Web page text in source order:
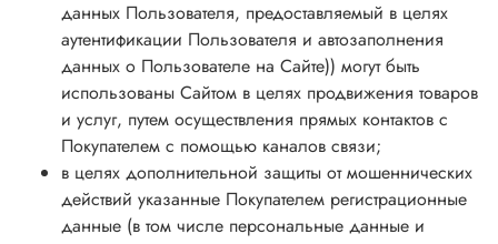
данных Пользователя, предоставляемый в целях
аутентификации Пользователя и автозаполнения
данных о Пользователе на Сайте)) могут быть
использованы Сайтом в целях продвижения товаров
и услуг, путем осуществления прямых контактов с
Покупателем с помощью каналов связи;
в целях дополнительной защиты от мошеннических
действий указанные Покупателем регистрационные
данные (в том числе персональные данные и